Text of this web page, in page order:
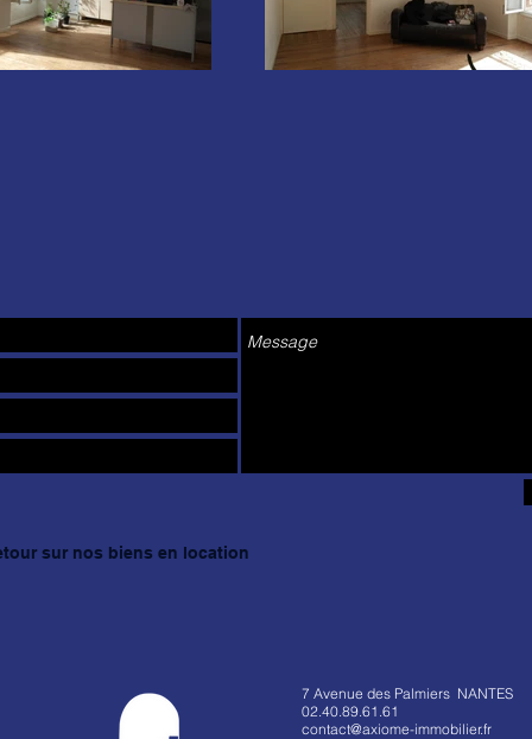
sur nos biens en location
7 Avenue des Palmiers NANTES
02.40.89.61.61
contact@axiome-immobilier.fr